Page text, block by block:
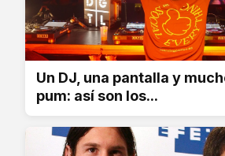
Un DJ, una pantalla y
pum: así son los...